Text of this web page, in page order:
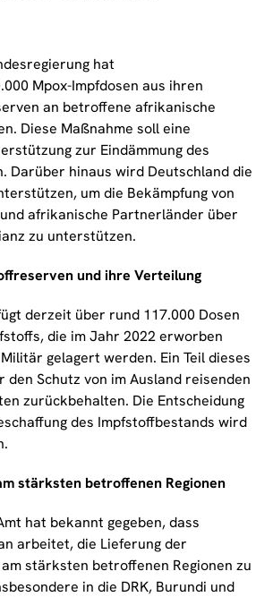
hat
Mpox-Impfdosen aus ihren
an betroffene afrikanische
Diese Maßnahme soll eine
zur Eindämmung des
Darüber hinaus wird Deutschland die
um die Bekämpfung von
afrikanische Partnerländer über
zu unterstützen.
und ihre Verteilung
derzeit über rund 117.000 Dosen
die im Jahr 2022 erworben
gelagert werden. Ein Teil dieses
den Schutz von im Ausland reisenden
zurückbehalten. Die Entscheidung
des Impfstoffbestands wird
stärksten betroffenen Regionen
hat bekannt gegeben, dass
arbeitet, die Lieferung der
stärksten betroffenen Regionen zu
in die DRK, Burundi und